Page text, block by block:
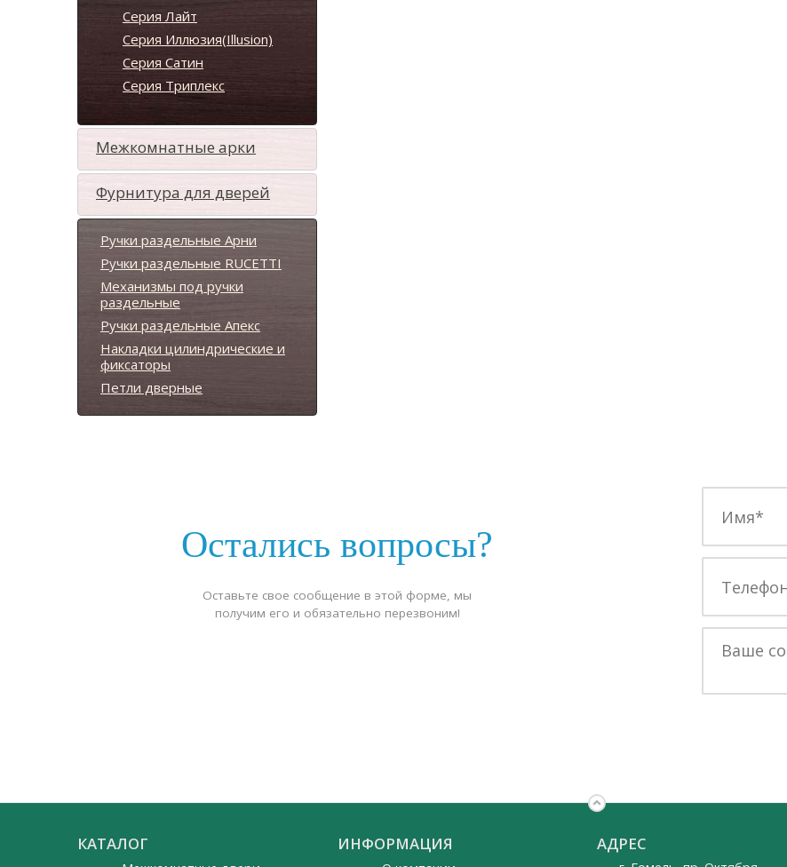
Серия Лайт
Серия Иллюзия(Illusion)
Серия Сатин
Серия Триплекс
Межкомнатные арки
Фурнитура для дверей
Ручки раздельные Арни
Ручки раздельные RUCETTI
Механизмы под ручки
раздельные
Ручки раздельные Апекс
Накладки цилиндрические и
фиксаторы
Петли дверные
Остались вопросы?
Оставьте свое сообщение в этой форме, мы
получим его и обязательно перезвоним!
КАТАЛОГ ИНФОРМАЦИЯ АДРЕС